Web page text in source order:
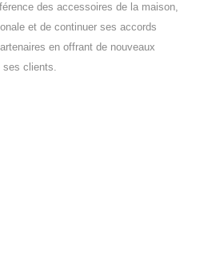
des accessoires de la maison,
et de continuer ses accords
en offrant de nouveaux
ses clients.